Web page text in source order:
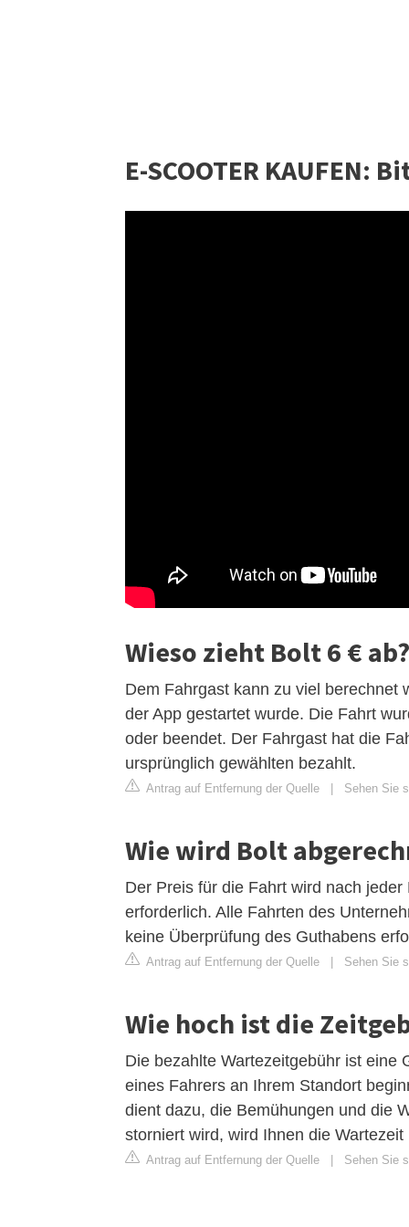
E-SCOOTER KAUFEN:
Wieso zieht Bolt 6 € ab?
Dem Fahrgast kann zu viel berechnet
der App gestartet wurde. Die Fahrt
oder beendet. Der Fahrgast hat die
ursprünglich gewählten bezahlt.
Antrag auf Entfernung der Quelle | Sehen Sie
Wie wird Bolt
Der Preis für die Fahrt wird nach
erforderlich. Alle Fahrten des
keine Überprüfung des Guthabens
Antrag auf Entfernung der Quelle | Sehen Sie
Wie hoch ist die
Die bezahlte Wartezeitgebühr ist eine
eines Fahrers an Ihrem Standort
dient dazu, die Bemühungen und die
storniert wird, wird Ihnen die
Antrag auf Entfernung der Quelle | Sehen Sie